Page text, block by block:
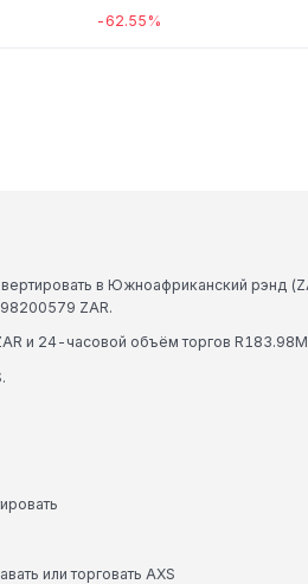
-62.55%
в Южноафриканский рэнд
ZAR.
и 24-часовой объём торгов R183.98M
или торговать AXS